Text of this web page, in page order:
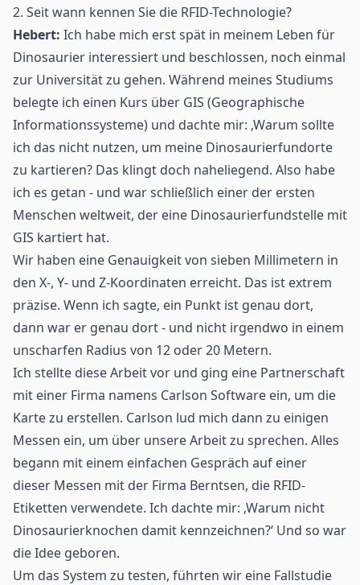
2. Seit wann kennen Sie die RFID-Technologie?
Hebert: Ich habe mich erst spät in meinem Leben für
Dinosaurier interessiert und beschlossen, noch einmal
zur Universität zu gehen. Während meines Studiums
belegte ich einen Kurs über GIS (Geographische
Informationssysteme) und dachte mir: ‚Warum sollte
ich das nicht nutzen, um meine Dinosaurierfundorte
zu kartieren? Das klingt doch naheliegend. Also habe
ich es getan - und war schließlich einer der ersten
Menschen weltweit, der eine Dinosaurierfundstelle mit
GIS kartiert hat.
Wir haben eine Genauigkeit von sieben Millimetern in
den X-, Y- und Z-Koordinaten erreicht. Das ist extrem
präzise. Wenn ich sagte, ein Punkt ist genau dort,
dann war er genau dort - und nicht irgendwo in einem
unscharfen Radius von 12 oder 20 Metern.
Ich stellte diese Arbeit vor und ging eine Partnerschaft
mit einer Firma namens Carlson Software ein, um die
Karte zu erstellen. Carlson lud mich dann zu einigen
Messen ein, um über unsere Arbeit zu sprechen. Alles
begann mit einem einfachen Gespräch auf einer
dieser Messen mit der Firma Berntsen, die RFID-
Etiketten verwendete. Ich dachte mir: ‚Warum nicht
Dinosaurierknochen damit kennzeichnen?‘ Und so war
die Idee geboren.
Um das System zu testen, führten wir eine Fallstudie